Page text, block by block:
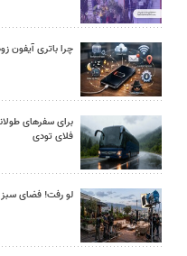
چرا باتری آیفون زود
برای سفرهای
فلای تودی
لو رفت! فضای سبز